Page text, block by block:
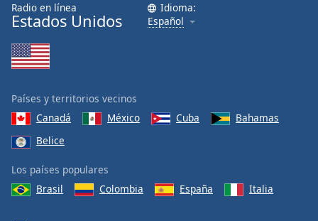
Font
Family
Close
Modal
Dialog
End
dialog
window.
Radio en línea
Estados Unidos
Idioma:
Español
Países y territorios vecinos
Canadá
México Cuba
Bahamas
Belice
Los países populares
Brasil
Colombia España Italia